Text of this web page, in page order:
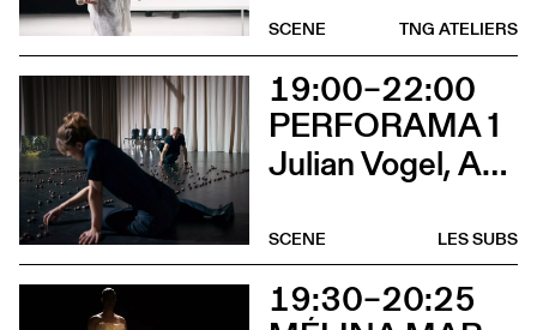
TNG ATELIERS
SCENE
19:00–22:00
PERFORAMA 1
Julian Vogel, Aurélien Dougé, Igor Cardellini & Tomas Gonzalez
LES SUBS
SCENE
19:30–20:25